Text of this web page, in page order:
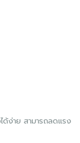
ง่าย สามารถลดแรง